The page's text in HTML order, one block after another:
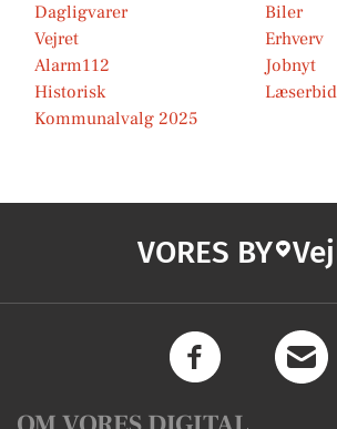
Dagligvarer
Biler
Vejret
Erhverv
Alarm112
Jobnyt
Historisk
Kommunalvalg 2025
VORES BY